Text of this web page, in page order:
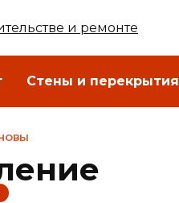
Стены и перекрытия